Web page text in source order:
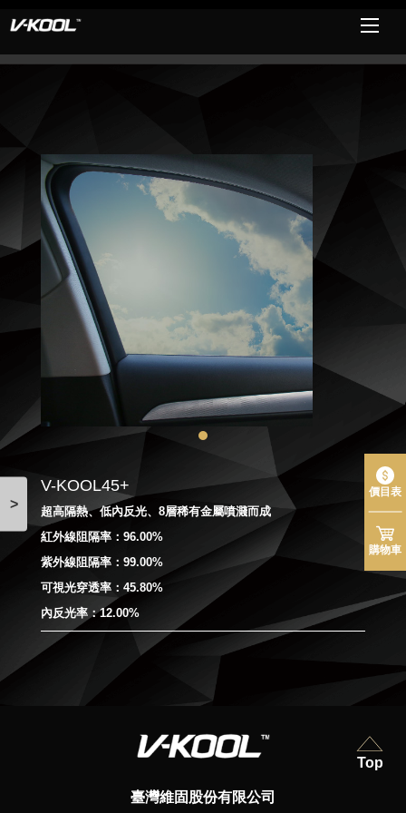
>
V-KOOL45+
超高隔熱、低內反光、8層稀有金屬噴濺而成
紅外線阻隔率：96.00%
紫外線阻隔率：99.00%
可視光穿透率：45.80%
內反光率：12.00%
臺灣維固股份有限公司
Top
價目表
購物車